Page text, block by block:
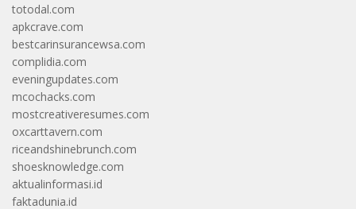
totodal.com
apkcrave.com
bestcarinsurancewsa.com
complidia.com
eveningupdates.com
mcochacks.com
mostcreativeresumes.com
oxcarttavern.com
riceandshinebrunch.com
shoesknowledge.com
aktualinformasi.id
faktadunia.id